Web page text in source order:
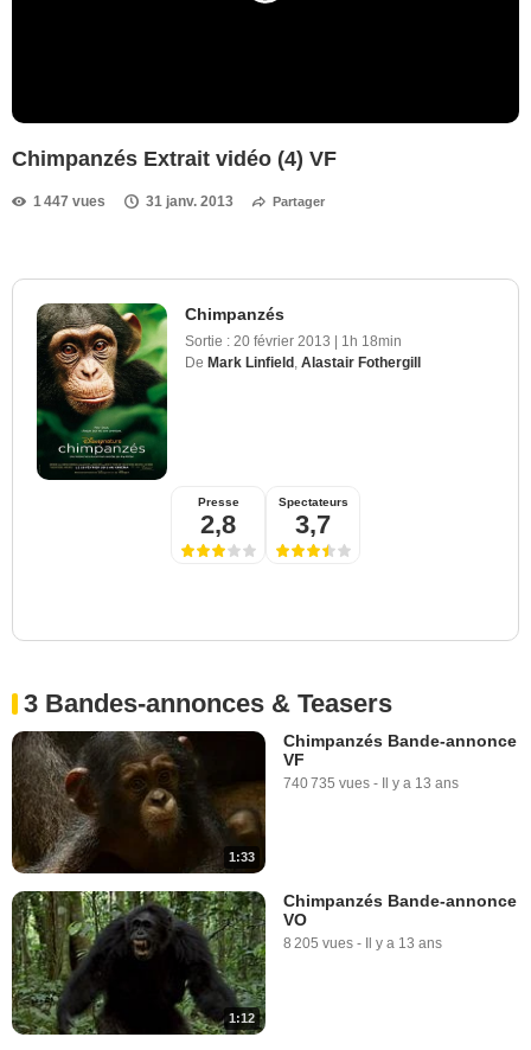
Chimpanzés Extrait vidéo (4) VF
1 447 vues 31 janv. 2013 Partager
Chimpanzés
Sortie : 20 février 2013 | 1h 18min
De Mark Linfield Alastair Fothergill
Presse
2,8
Spectateurs
3,7
3 Bandes-annonces & Teasers
1:33
Chimpanzés Bande-annonce
VF
740 735 vues - Il y a 13 ans
1:12
Chimpanzés Bande-annonce
VO
8 205 vues - Il y a 13 ans